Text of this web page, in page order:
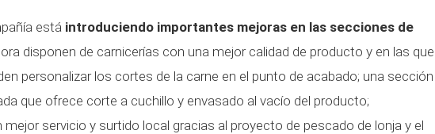
está introduciendo importantes mejoras en las secciones de
disponen de carnicerías con una mejor calidad de producto y en las que
personalizar los cortes de la carne en el punto de acabado; una sección
que ofrece corte a cuchillo y envasado al vacío del producto;
mejor servicio y surtido local gracias al proyecto de pescado de lonja y el